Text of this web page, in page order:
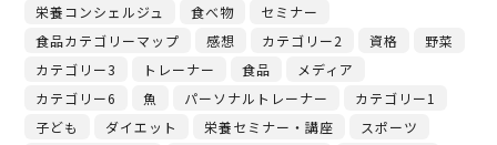
栄養コンシェルジュ 食べ物
セミナー
食品カテゴリーマップ
感想 カテゴリー2 資格
野菜
カテゴリー3
トレーナー 食品
メディア
カテゴリー6
魚 パーソナルトレーナー
カテゴリー1
子ども
ダイエット 栄養セミナー・講座
スポーツ